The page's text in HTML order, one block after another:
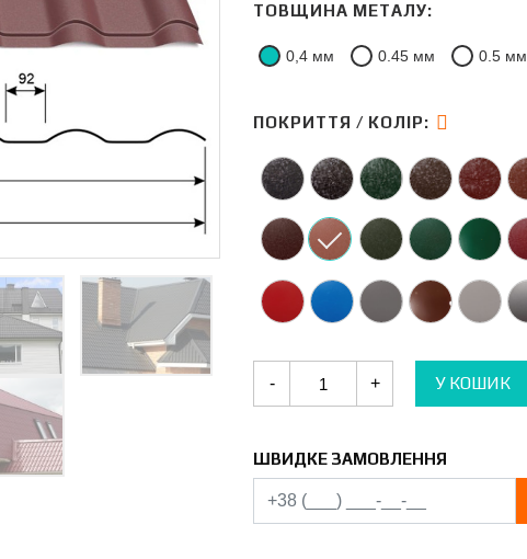
ТОВЩИНА МЕТАЛУ:
0,4 мм 0.45 мм 0.5 мм
ПОКРИТТЯ / КОЛІР:
-
Металочерепиця
Дюна
кількість
+ У КОШИК
ШВИДКЕ ЗАМОВЛЕННЯ